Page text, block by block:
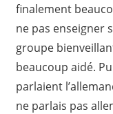
finalement
ne pas enseigner
groupe
beaucoup aidé.
parlaient
ne parlais pas